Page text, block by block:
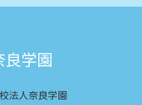
良学園
法人奈良学園